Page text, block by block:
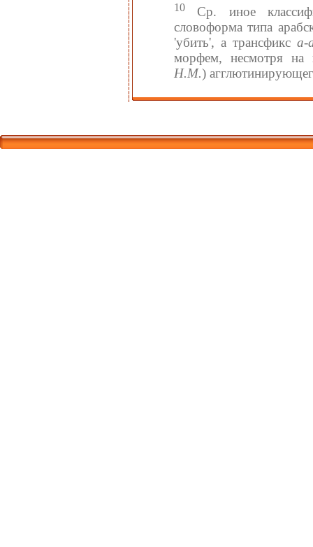
10
Ср. иное
словоформа типа
'убить', а трансфикс а-
морфем, несмотря на
Н.М.)